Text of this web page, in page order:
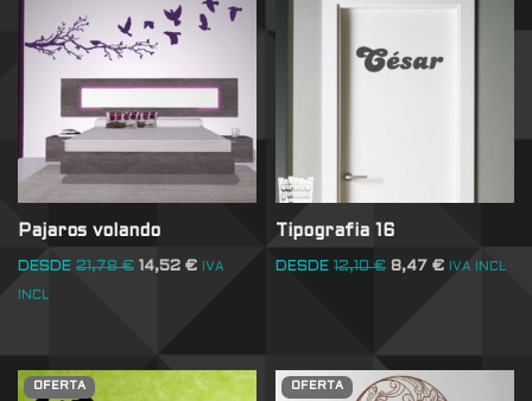
Pajaros volando
DESDE 21,78€ 14,52 € IVA
INCL
Tipografia 16
DESDE 12,10€ 8,47€ IVA INCL
OFERTA OFERTA